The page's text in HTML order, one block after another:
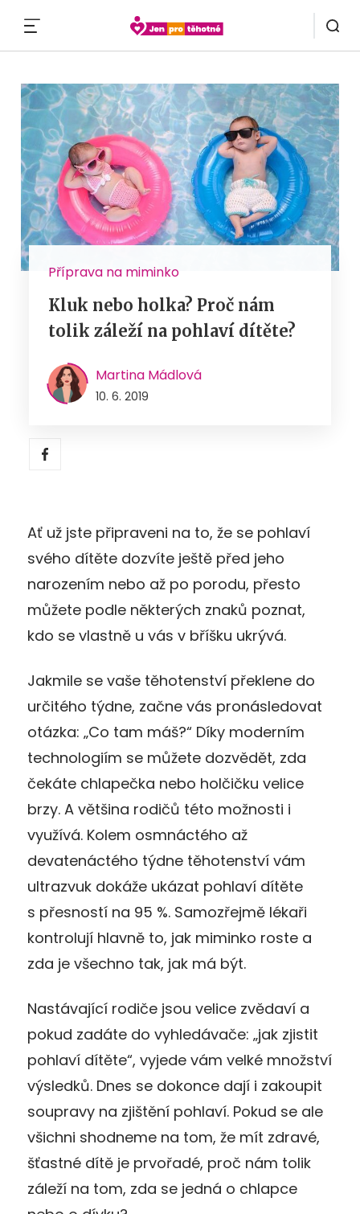
Příprava na miminko
Kluk nebo holka? Proč nám
tolik záleží na pohlaví dítěte?
Martina Mádlová
10. 6. 2019
Ať už jste připraveni na to, že se pohlaví
svého dítěte dozvíte ještě před jeho
narozením nebo až po porodu, přesto
můžete podle některých znaků poznat,
kdo se vlastně u vás v bříšku ukrývá.
Jakmile se vaše těhotenství překlene do
určitého týdne, začne vás pronásledovat
otázka: „Co tam máš?“ Díky moderním
technologiím se můžete dozvědět, zda
čekáte chlapečka nebo holčičku velice
brzy. A většina rodičů této možnosti i
využívá. Kolem osmnáctého až
devatenáctého týdne těhotenství vám
ultrazvuk dokáže ukázat pohlaví dítěte
s přesností na 95 %. Samozřejmě lékaři
kontrolují hlavně to, jak miminko roste a
zda je všechno tak, jak má být.
Nastávající rodiče jsou velice zvědaví a
pokud zadáte do vyhledávače: „jak zjistit
pohlaví dítěte“, vyjede vám velké množství
výsledků. Dnes se dokonce dají i zakoupit
soupravy na zjištění pohlaví. Pokud se ale
všichni shodneme na tom, že mít zdravé,
šťastné dítě je prvořadé, proč nám tolik
záleží na tom, zda se jedná o chlapce